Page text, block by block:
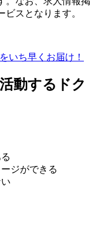
スとなります。
動するドク
ジができる